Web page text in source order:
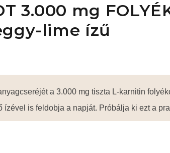
3.000 mg
lime ízű
a 3.000 mg tiszta L-karnitin
ízével is feldobja a napját. Próbálja ki ezt a